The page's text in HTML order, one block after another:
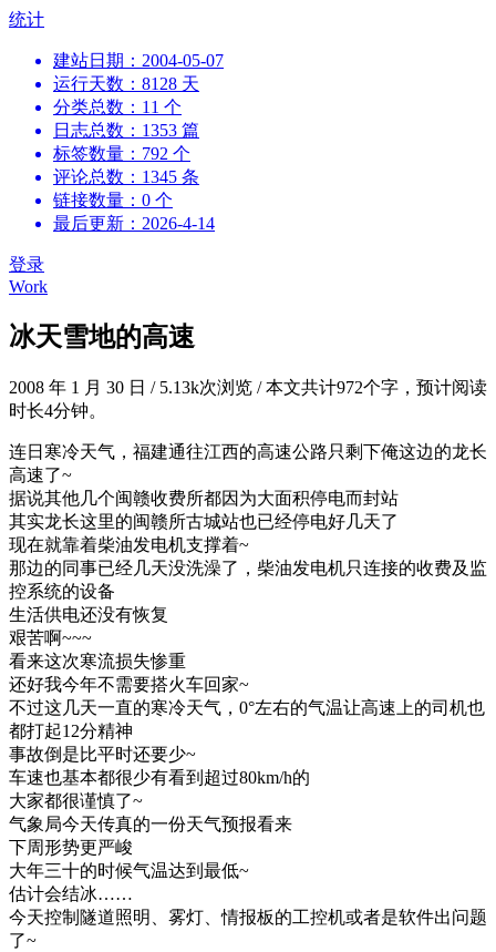
跳
统计
建站日期：2004-05-07
运行天数：8128 天
分类总数：11 个
日志总数：1353 篇
标签数量：792 个
评论总数：1345 条
链接数量：0 个
最后更新：2026-4-14
登录
Work
冰天雪地的高速
2008 年 1 月 30 日 /5.13k次浏览 /本文共计972个字，预计阅读
时长4分钟。
连日寒冷天气，福建通往江西的高速公路只剩下俺这边的龙长
高速了~
据说其他几个闽赣收费所都因为大面积停电而封站
其实龙长这里的闽赣所古城站也已经停电好几天了
现在就靠着柴油发电机支撑着~
那边的同事已经几天没洗澡了，柴油发电机只连接的收费及监
控系统的设备
生活供电还没有恢复
艰苦啊~~~
看来这次寒流损失惨重
还好我今年不需要搭火车回家~
不过这几天一直的寒冷天气，0°左右的气温让高速上的司机也
都打起12分精神
事故倒是比平时还要少~
车速也基本都很少有看到超过80km/h的
大家都很谨慎了~
气象局今天传真的一份天气预报看来
下周形势更严峻
大年三十的时候气温达到最低~
估计会结冰……
今天控制隧道照明、雾灯、情报板的工控机或者是软件出问题
了~